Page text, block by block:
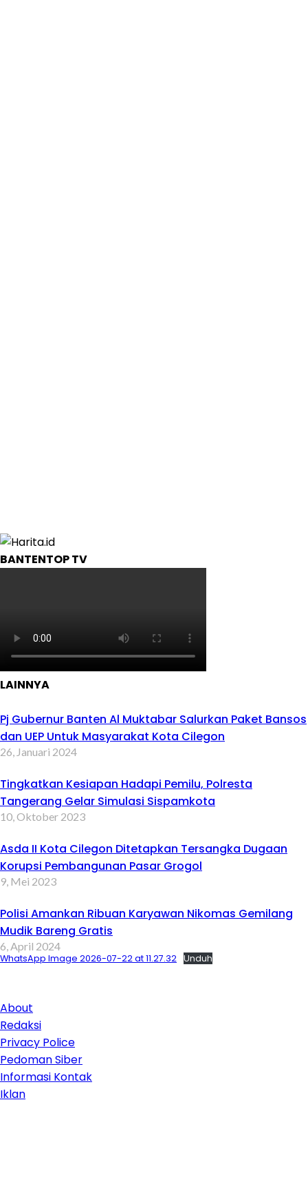
BANTENTOP TV
LAINNYA
Pj Gubernur Banten Al Muktabar Salurkan Paket Bansos
dan UEP Untuk Masyarakat Kota Cilegon
26, Januari 2024
Tingkatkan Kesiapan Hadapi Pemilu, Polresta
Tangerang Gelar Simulasi Sispamkota
10, Oktober 2023
Asda II Kota Cilegon Ditetapkan Tersangka Dugaan
Korupsi Pembangunan Pasar Grogol
9, Mei 2023
Polisi Amankan Ribuan Karyawan Nikomas Gemilang
Mudik Bareng Gratis
6, April 2024
WhatsApp Image 2026-07-22 at 11.27.32 Unduh
About
Redaksi
Privacy Police
Pedoman Siber
Informasi Kontak
Iklan